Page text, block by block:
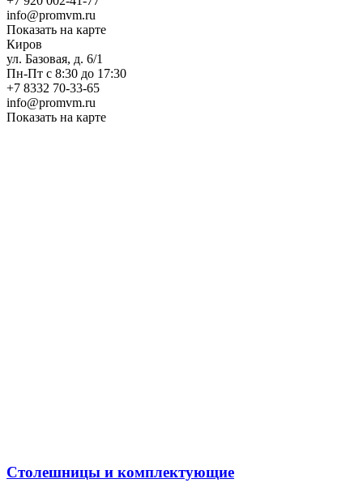
info@promvm.ru
Показать на карте
Киров
ул. Базовая, д. 6/1
Пн-Пт с 8:30 до 17:30
+7 8332 70-33-65
info@promvm.ru
Показать на карте
Столешницы и комплектующие